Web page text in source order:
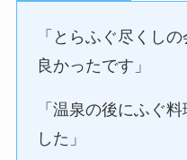
「とらふぐ尽くし
良かったです」
「温泉の後にふぐ
した」